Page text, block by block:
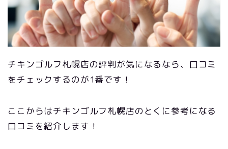
チキンゴルフ札幌店の評判が気になるなら、口コミ
をチェックするのが1番です！
ここからはチキンゴルフ札幌店のとくに参考になる
口コミを紹介します！